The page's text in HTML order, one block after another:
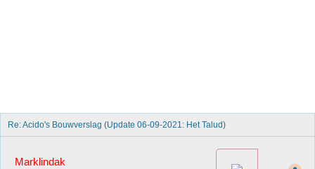
Re: Acido's Bouwverslag (Update 06-09-2021: Het Talud)
Marklindak